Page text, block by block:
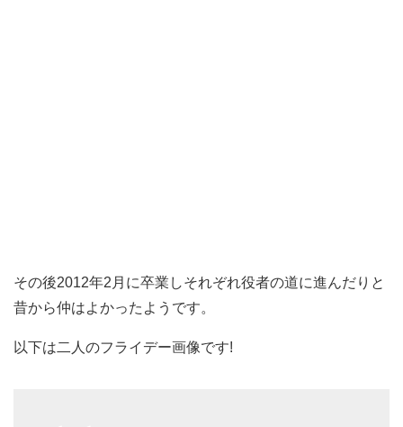
その後2012年2月に卒業しそれぞれ役者の道に進んだりと
昔から仲はよかったようです。
以下は二人のフライデー画像です!